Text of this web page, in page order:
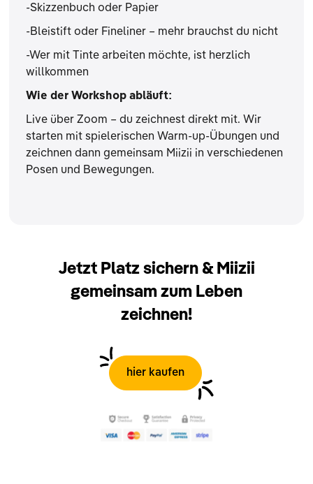
-Skizzenbuch oder Papier
-Bleistift oder Fineliner – mehr brauchst du nicht
-Wer mit Tinte arbeiten möchte, ist herzlich
willkommen
Wie der Workshop abläuft:
Live über Zoom – du zeichnest direkt mit. Wir
starten mit spielerischen Warm-up-Übungen und
zeichnen dann gemeinsam Miizii in verschiedenen
Posen und Bewegungen.
Jetzt Platz sichern & Miizii
gemeinsam zum Leben
zeichnen!
hier kaufen